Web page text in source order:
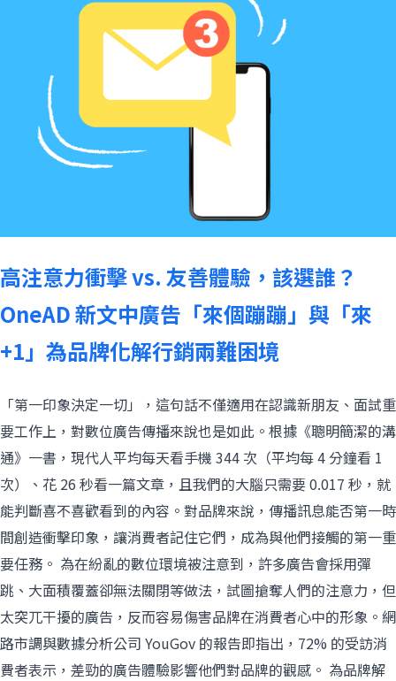
高注意力衝擊 vs. 友善體驗，該選誰？
OneAD 新文中廣告「來個蹦蹦」與「來
+1」為品牌化解行銷兩難困境
「第一印象決定一切」，這句話不僅適用在認識新朋友、面試重
要工作上，對數位廣告傳播來說也是如此。根據《聰明簡潔的溝
通》一書，現代人平均每天看手機 344 次（平均每 4 分鐘看 1
次）、花 26 秒看一篇文章，且我們的大腦只需要 0.017 秒，就
能判斷喜不喜歡看到的內容。對品牌來說，傳播訊息能否第一時
間創造衝擊印象，讓消費者記住它們，成為與他們接觸的第一重
要任務。 為在紛亂的數位環境被注意到，許多廣告會採用彈
跳、大面積覆蓋卻無法關閉等做法，試圖搶奪人們的注意力，但
太突兀干擾的廣告，反而容易傷害品牌在消費者心中的形象。網
路市調與數據分析公司 YouGov 的報告即指出，72% 的受訪消
費者表示，差勁的廣告體驗影響他們對品牌的觀感。 為品牌解